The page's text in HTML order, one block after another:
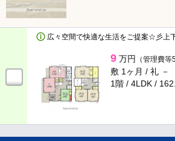
広々空間で快適な生活をご提案☆彡上
9 万円 （管理費等
敷 1ヶ月 / 礼 －
1階 / 4LDK /
全て
全てチェック
秋田市（3,292）
能代市（255）
横手市（109）
指定なし
1分以内
5分以内
7分以内
10分以内